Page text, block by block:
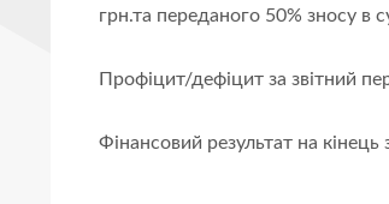
грн.та переданого 50% зносу в
Профіцит/дефіцит за звітний
Фінансовий результат на